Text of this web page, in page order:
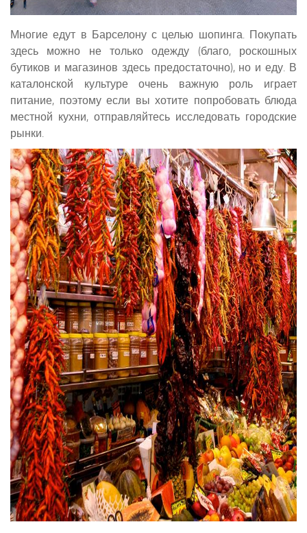
Многие едут в Барселону с целью шопинга. Покупать
здесь можно не только одежду (благо, роскошных
бутиков и магазинов здесь предостаточно), но и еду. В
каталонской культуре очень важную роль играет
питание, поэтому если вы хотите попробовать блюда
местной кухни, отправляйтесь исследовать городские
рынки.